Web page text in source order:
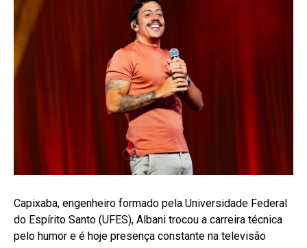
Capixaba, engenheiro formado pela Universidade Federal
do Espírito Santo (UFES), Albani trocou a carreira técnica
pelo humor e é hoje presença constante na televisão